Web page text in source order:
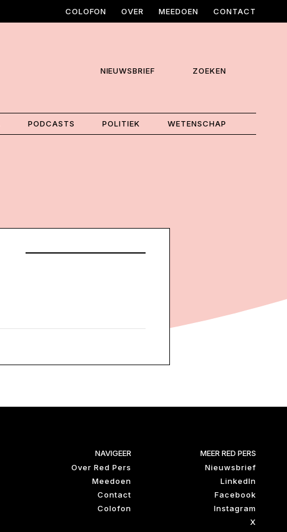
COLOFON OVER MEEDOEN CONTACT
NIEUWSBRIEF ZOEKEN
PODCASTS POLITIEK WETENSCHAP
NAVIGEER
Over Red Pers
Meedoen
Contact
Colofon
MEER RED PERS
Nieuwsbrief
LinkedIn
Facebook
Instagram
X